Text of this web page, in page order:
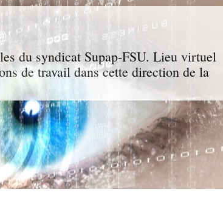
du syndicat Supap-FSU. Lieu virtuel
de travail dans cette direction de la